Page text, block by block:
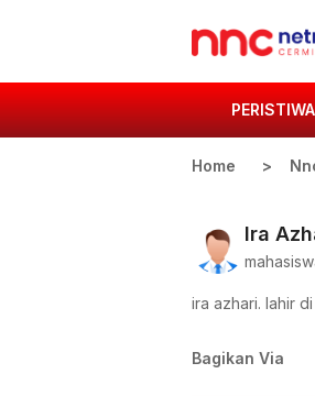
PERISTIWA
Home
Ira
ira azhari. lahir
Bagikan Via